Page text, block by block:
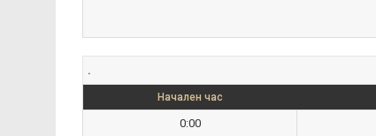
.
Начален час
0:00